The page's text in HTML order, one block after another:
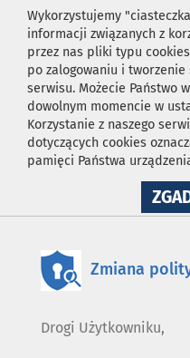
Wykorzystujemy
informacji związanych z
przez nas pliki typu
po zalogowaniu i
serwisu. Możecie Państwo
dowolnym momencie w
Korzystanie z naszego
dotyczących cookies
pamięci Państwa
Zmiana
Drogi Użytkowniku,